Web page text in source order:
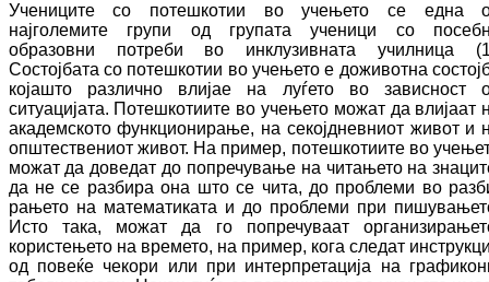
Учениците со потешкотии во учењето се една
најголемите групи од групата уче­ни­ци со
образовни потреби во ин­клу­зив­на­та училница
Состојбата со по­теш­ко­тии во учењето е доживотна
која­што различно влијае на луѓето во зависност
ситуацијата. Потешкотиите во учењето мо­жат да влијаат
академското функ­цио­ни­ра­ње, на секојдневниот живот и
оп­штес­твениот живот. На пример, по­теш­ко­тии­те во
можат да доведат до по­пре­чу­вање на читањето на
да не се раз­бира она што се чита, до проблеми во
рањето на математиката и до проблеми при
Исто така, можат да го по­пре­чу­ваат
користењето на вре­ме­то, на пример, кога следат
од повеќе чекори или при интерпретација на